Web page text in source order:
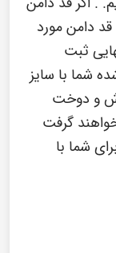
دامن مورد
ثبت
شما با سایز
و دوخت
گرفت
شما با